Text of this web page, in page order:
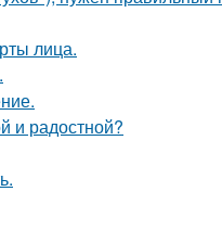
лица.
и радостной?